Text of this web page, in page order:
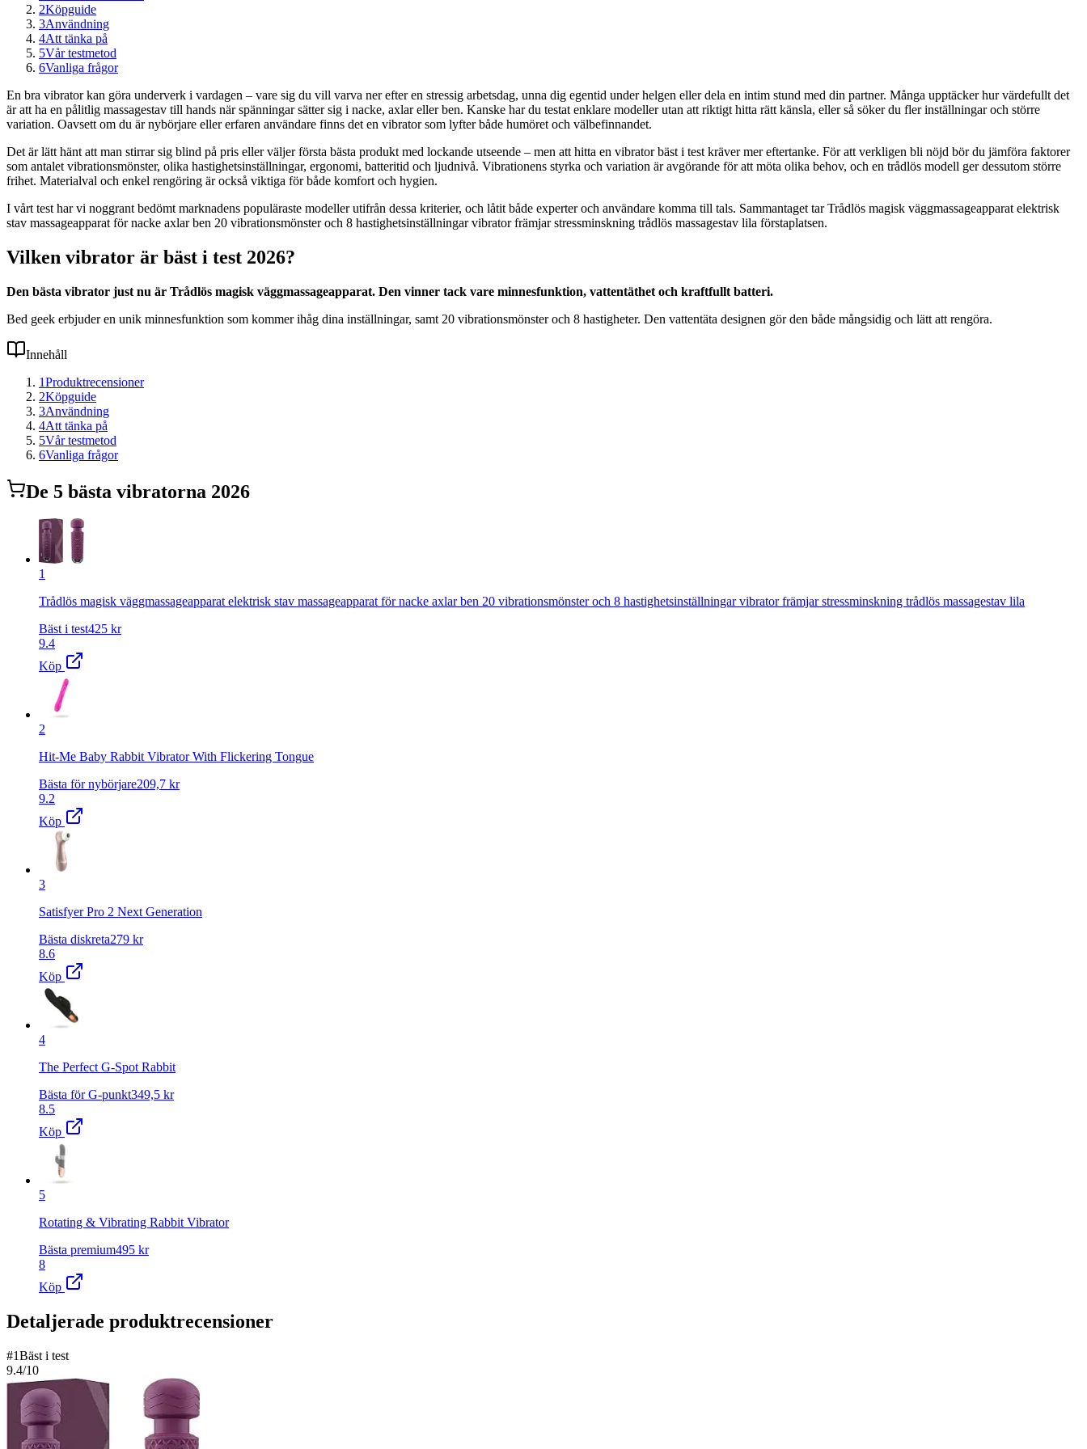
2Köpguide
3Användning
4Att tänka på
5Vår testmetod
6Vanliga frågor
En bra vibrator kan göra underverk i vardagen – vare sig du vill varva ner efter en stressig arbetsdag, unna dig egentid under helgen eller dela en intim stund med din partner. Många upptäcker hur värdefullt det
är att ha en pålitlig massagestav till hands när spänningar sätter sig i nacke, axlar eller ben. Kanske har du testat enklare modeller utan att riktigt hitta rätt känsla, eller så söker du fler inställningar och större
variation. Oavsett om du är nybörjare eller erfaren användare finns det en vibrator som lyfter både humöret och välbefinnandet.
Det är lätt hänt att man stirrar sig blind på pris eller väljer första bästa produkt med lockande utseende – men att hitta en vibrator bäst i test kräver mer eftertanke. För att verkligen bli nöjd bör du jämföra faktorer
som antalet vibrationsmönster, olika hastighetsinställningar, ergonomi, batteritid och ljudnivå. Vibrationens styrka och variation är avgörande för att möta olika behov, och en trådlös modell ger dessutom större
frihet. Materialval och enkel rengöring är också viktiga för både komfort och hygien.
I vårt test har vi noggrant bedömt marknadens populäraste modeller utifrån dessa kriterier, och låtit både experter och användare komma till tals. Sammantaget tar Trådlös magisk väggmassageapparat elektrisk
stav massageapparat för nacke axlar ben 20 vibrationsmönster och 8 hastighetsinställningar vibrator främjar stressminskning trådlös massagestav lila förstaplatsen.
Vilken vibrator är bäst i test 2026?
Den bästa vibrator just nu är Trådlös magisk väggmassageapparat. Den vinner tack vare minnesfunktion, vattentäthet och kraftfullt batteri.
Bed geek erbjuder en unik minnesfunktion som kommer ihåg dina inställningar, samt 20 vibrationsmönster och 8 hastigheter. Den vattentäta designen gör den både mångsidig och lätt att rengöra.
Innehåll
1Produktrecensioner
2Köpguide
3Användning
4Att tänka på
5Vår testmetod
6Vanliga frågor
De 5 bästa vibratorna 2026
1
Trådlös magisk väggmassageapparat elektrisk stav massageapparat för nacke axlar ben 20 vibrationsmönster och 8 hastighetsinställningar vibrator främjar stressminskning trådlös massagestav lila
Bäst i test425 kr
9.4
Köp
2
Hit-Me Baby Rabbit Vibrator With Flickering Tongue
Bästa för nybörjare209,7 kr
9.2
Köp
3
Satisfyer Pro 2 Next Generation
Bästa diskreta279 kr
8.6
Köp
4
The Perfect G-Spot Rabbit
Bästa för G-punkt349,5 kr
8.5
Köp
5
Rotating & Vibrating Rabbit Vibrator
Bästa premium495 kr
8
Köp
Detaljerade produktrecensioner
#1Bäst i test
9.4/10